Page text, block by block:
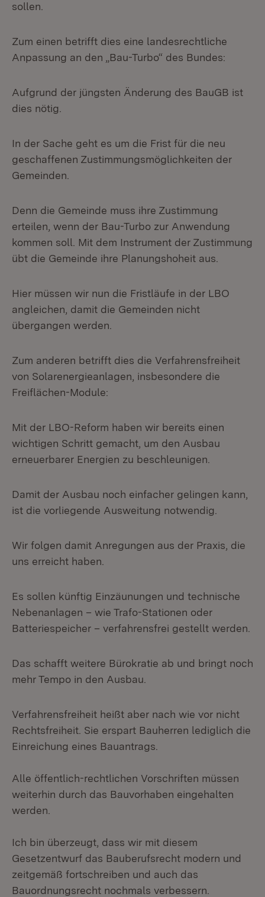
sollen.
Zum einen betrifft dies eine landesrechtliche
Anpassung an den „Bau-Turbo“ des Bundes:
Aufgrund der jüngsten Änderung des BauGB ist
dies nötig.
In der Sache geht es um die Frist für die neu
geschaffenen Zustimmungsmöglichkeiten der
Gemeinden.
Denn die Gemeinde muss ihre Zustimmung
erteilen, wenn der Bau-Turbo zur Anwendung
kommen soll. Mit dem Instrument der Zustimmung
übt die Gemeinde ihre Planungshoheit aus.
Hier müssen wir nun die Fristläufe in der LBO
angleichen, damit die Gemeinden nicht
übergangen werden.
Zum anderen betrifft dies die Verfahrensfreiheit
von Solarenergieanlagen, insbesondere die
Freiflächen-Module:
Mit der LBO-Reform haben wir bereits einen
wichtigen Schritt gemacht, um den Ausbau
erneuerbarer Energien zu beschleunigen.
Damit der Ausbau noch einfacher gelingen kann,
ist die vorliegende Ausweitung notwendig.
Wir folgen damit Anregungen aus der Praxis, die
uns erreicht haben.
Es sollen künftig Einzäunungen und technische
Nebenanlagen – wie Trafo-Stationen oder
Batteriespeicher – verfahrensfrei gestellt werden.
Das schafft weitere Bürokratie ab und bringt noch
mehr Tempo in den Ausbau.
Verfahrensfreiheit heißt aber nach wie vor nicht
Rechtsfreiheit. Sie erspart Bauherren lediglich die
Einreichung eines Bauantrags.
Alle öffentlich-rechtlichen Vorschriften müssen
weiterhin durch das Bauvorhaben eingehalten
werden.
Ich bin überzeugt, dass wir mit diesem
Gesetzentwurf das Bauberufsrecht modern und
zeitgemäß fortschreiben und auch das
Bauordnungsrecht nochmals verbessern.